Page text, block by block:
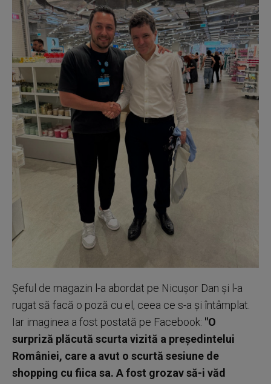
Șeful de magazin l-a abordat pe Nicușor Dan și l-a
rugat să facă o poză cu el, ceea ce s-a și întâmplat.
Iar imaginea a fost postată pe Facebook: "O
surpriză plăcută scurta vizită a președintelui
României, care a avut o scurtă sesiune de
shopping cu fiica sa. A fost grozav să-i văd